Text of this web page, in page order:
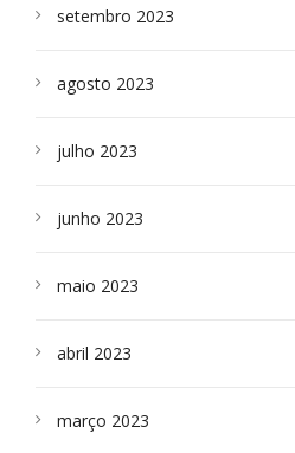
setembro 2023
agosto 2023
julho 2023
junho 2023
maio 2023
abril 2023
março 2023